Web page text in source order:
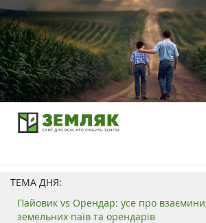
ТЕМА ДНЯ:
Пайовик vs Орендар: усе про взаємини
земельних паїв та орендарів